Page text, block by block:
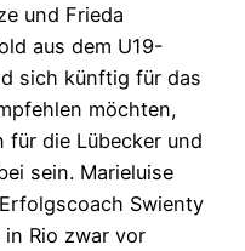
und Frieda
aus dem U19-
sich künftig für das
möchten,
für die Lübecker und
sein. Marieluise
Swienty
Rio zwar vor